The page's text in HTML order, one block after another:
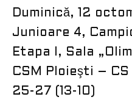
Duminică, 12
Junioare 4,
Etapa I, Sala
CSM Ploieşti –
25-27 (13-10)